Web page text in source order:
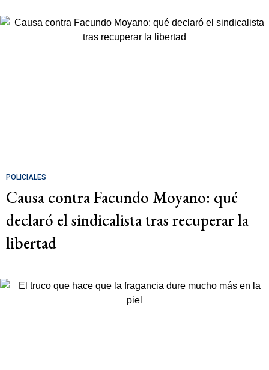
POLICIALES
Causa contra Facundo Moyano: qué
declaró el sindicalista tras recuperar la
libertad